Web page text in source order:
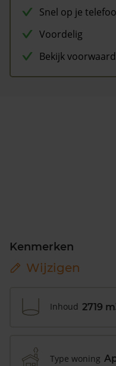
Snel op je
Voordelig
Bekijk
Kenmerken
Wijzigen
Inhoud 2719
Type woning